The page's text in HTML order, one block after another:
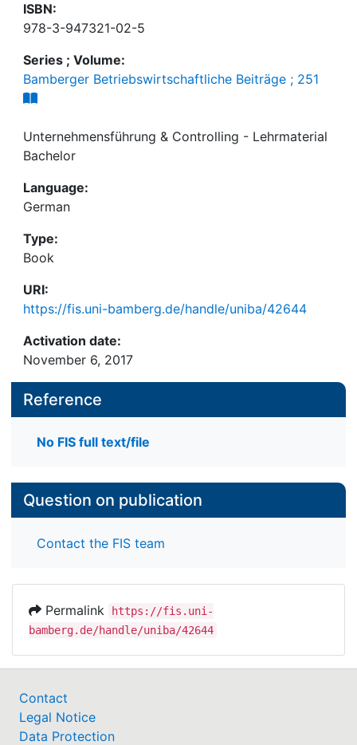
ISBN:
978-3-947321-02-5
Series ; Volume:
Bamberger Betriebswirtschaftliche Beiträge ; 251
Unternehmensführung & Controlling - Lehrmaterial
Bachelor
Language:
German
Type:
Book
URI:
https://fis.uni-bamberg.de/handle/uniba/42644
Activation date:
November 6, 2017
Reference
No FIS full text/file
Question on publication
Contact the FIS team
Permalink
https://fis.uni-
bamberg.de/handle/uniba/42644
Contact
Legal Notice
Data Protection